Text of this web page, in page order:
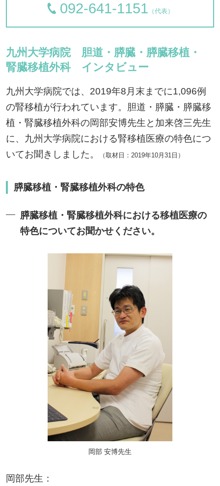
092-641-1151 （代表）
九州大学病院 胆道・膵臓・膵臓移植・
腎臓移植外科 インタビュー
九州大学病院では、2019年8月末までに1,096例
の腎移植が行われています。胆道・膵臓・膵臓移
植・腎臓移植外科の岡部安博先生と加来啓三先生
に、九州大学病院における腎移植医療の特色につ
いてお聞きしました。
（取材日：2019年10月31日）
膵臓移植・腎臓移植外科の特色
膵臓移植・腎臓移植外科における移植医療の
特色についてお聞かせください。
岡部 安博先生
岡部先生：